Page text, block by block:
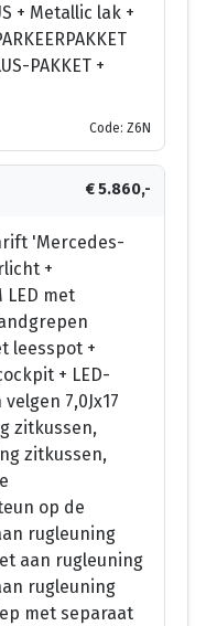
+ Metallic lak +
PAKKET +
Code: Z6N
€ 5.860,-
'Mercedes-
+
LED met
leesspot +
+ LED-
7,0Jx17
zitkussen,
zitkussen,
op de
rugleuning
aan rugleuning
rugleuning
met separaat